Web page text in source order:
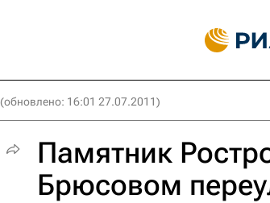
(обновлено: 16:01 27.07.2011)
Памятник
Брюсовом